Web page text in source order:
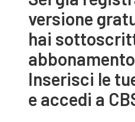
versione
hai
Inserisci le
e accedi a